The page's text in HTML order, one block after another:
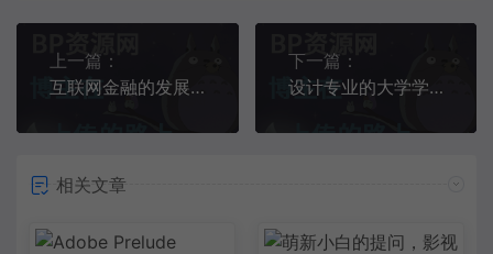
上一篇：
互联网金融的发展趋势与挑战
下一篇：
设计专业的大学学习PS软件：从零到熟练，掌握设计利器的秘诀
相关文章